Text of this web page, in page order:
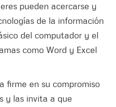
pueden acercarse y
de la información
del computador y el
como Word y Excel
firme en su compromiso
y las invita a que